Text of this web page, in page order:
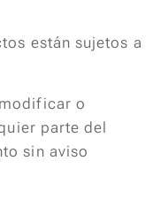
están sujetos a
o
parte del
sin aviso